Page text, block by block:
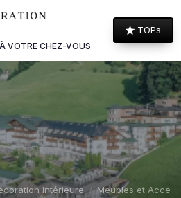
VOTRE CHEZ-VOUS
TOPs
Intérieure Meubles et